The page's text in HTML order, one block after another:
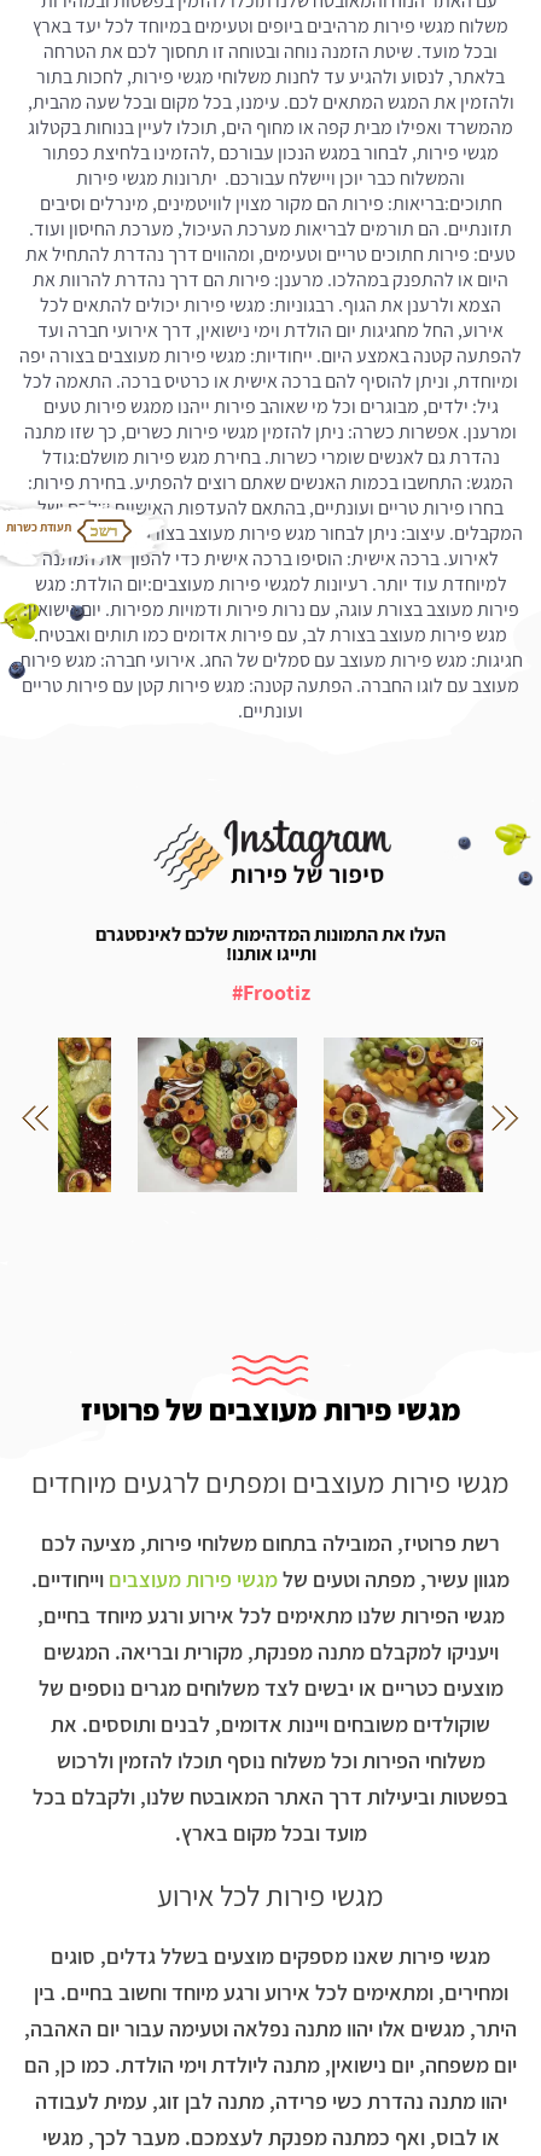
תעודת כשרות
משלוח מגשי פירות מרהיבים ביופים וטעימים במיוחד לכל יעד בארץ
ובכל מועד. שיטת הזמנה נוחה ובטוחה זו תחסוך לכם את הטרחה
בלאתר, לנסוע ולהגיע עד לחנות משלוחי מגשי פירות, לחכות בתור
ולהזמין את המגש המתאים לכם. עימנו, בכל מקום ובכל שעה מהבית,
מהמשרד ואפילו מבית קפה או מחוף הים, תוכלו לעיין בנוחות בקטלוג
מגשי פירות, לבחור במגש הנכון עבורכם ,להזמינו בלחיצת כפתור
והמשלוח כבר יוכן ויישלח עבורכם. יתרונות מגשי פירות
חתוכים:בריאות: פירות הם מקור מצוין לוויטמינים, מינרלים וסיבים
תזונתיים. הם תורמים לבריאות מערכת העיכול, מערכת החיסון ועוד.
טעים: פירות חתוכים טריים וטעימים, ומהווים דרך נהדרת להתחיל את
היום או להתפנק במהלכו. מרענן: פירות הם דרך נהדרת להרוות את
הצמא ולרענן את הגוף. רבגוניות: מגשי פירות יכולים להתאים לכל
אירוע, החל מחגיגות יום הולדת וימי נישואין, דרך אירועי חברה ועד
להפתעה קטנה באמצע היום. ייחודיות: מגשי פירות מעוצבים בצורה יפה
ומיוחדת, וניתן להוסיף להם ברכה אישית או כרטיס ברכה. התאמה לכל
גיל: ילדים, מבוגרים וכל מי שאוהב פירות ייהנו ממגש פירות טעים
ומרענן. אפשרות כשרה: ניתן להזמין מגשי פירות כשרים, כך שזו מתנה
נהדרת גם לאנשים שומרי כשרות. בחירת מגש פירות מושלם:גודל
המגש: התחשבו בכמות האנשים שאתם רוצים להפתיע. בחירת פירות:
בחרו פירות טריים ועונתיים, בהתאם להעדפות האישיות שלכם ושל
המקבלים. עיצוב: ניתן לבחור מגש פירות מעוצב בצורה מיוחדת, בהתאם
לאירוע. ברכה אישית: הוסיפו ברכה אישית כדי להפוך את המתנה
למיוחדת עוד יותר. רעיונות למגשי פירות מעוצבים:יום הולדת: מגש
פירות מעוצב בצורת עוגה, עם נרות פירות ודמויות מפירות. יום נישואין:
מגש פירות מעוצב בצורת לב, עם פירות אדומים כמו תותים ואבטיח.
חגיגות: מגש פירות מעוצב עם סמלים של החג. אירועי חברה: מגש פירות
מעוצב עם לוגו החברה. הפתעה קטנה: מגש פירות קטן עם פירות טריים
ועונתיים.
העלו את התמונות המדהימות שלכם לאינסטגרם
ותייגו אותנו!
Frootiz#
מגשי פירות מעוצבים של פרוטיז
מגשי פירות מעוצבים ומפתים לרגעים מיוחדים
רשת פרוטיז, המובילה בתחום משלוחי פירות, מציעה לכם
מגוון עשיר, מפתה וטעים שלמגשי פירות מעוצבים וייחודיים.
מגשי הפירות שלנו מתאימים לכל אירוע ורגע מיוחד בחיים,
ויעניקו למקבלם מתנה מפנקת, מקורית ובריאה. המגשים
מוצעים כטריים או יבשים לצד משלוחים מגרים נוספים של
שוקולדים משובחים ויינות אדומים, לבנים ותוססים. את
משלוחי הפירות וכל משלוח נוסף תוכלו להזמין ולרכוש
בפשטות וביעילות דרך האתר המאובטח שלנו, ולקבלם בכל
מועד ובכל מקום בארץ.
מגשי פירות לכל אירוע
מגשי פירות שאנו מספקים מוצעים בשלל גדלים, סוגים
ומחירים, ומתאימים לכל אירוע ורגע מיוחד וחשוב בחיים. בין
היתר, מגשים אלו יהוו מתנה נפלאה וטעימה עבור יום האהבה,
יום משפחה, יום נישואין, מתנה ליולדת וימי הולדת. כמו כן, הם
יהוו מתנה נהדרת כשי פרידה, מתנה לבן זוג, עמית לעבודה
או לבוס, ואף כמתנה מפנקת לעצמכם. מעבר לכך, מגשי